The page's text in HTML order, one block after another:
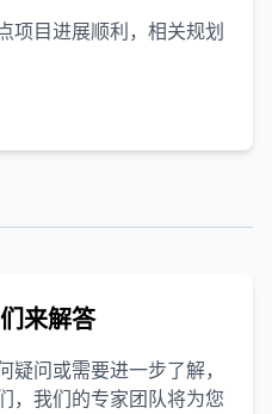
项目进展顺利，相关规划
来解答
问或需要进一步了解，
，我们的专家团队将为您